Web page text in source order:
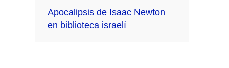
Apocalipsis de Isaac Newton
en biblioteca israelí